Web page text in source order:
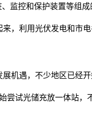
监控和保护装置等组
，利用光伏发电和市
机遇，不少地区已经开
试光储充放一体站，